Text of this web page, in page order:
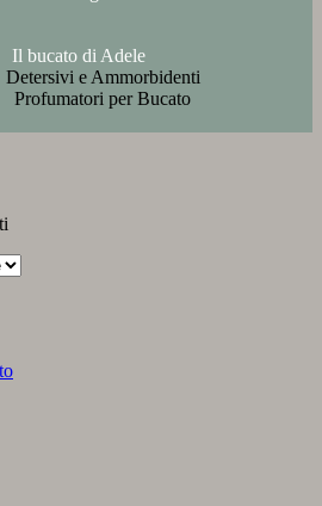
Il bucato di Adele
Detersivi e Ammorbidenti
Profumatori per Bucato
base